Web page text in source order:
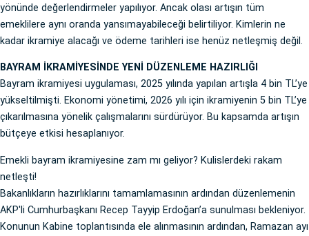
yönünde değerlendirmeler yapılıyor. Ancak olası artışın tüm
emeklilere aynı oranda yansımayabileceği belirtiliyor. Kimlerin ne
kadar ikramiye alacağı ve ödeme tarihleri ise henüz netleşmiş değil.
BAYRAM İKRAMİYESİNDE YENİ DÜZENLEME HAZIRLIĞI
Bayram ikramiyesi uygulaması, 2025 yılında yapılan artışla 4 bin TL’ye
yükseltilmişti. Ekonomi yönetimi, 2026 yılı için ikramiyenin 5 bin TL’ye
çıkarılmasına yönelik çalışmalarını sürdürüyor. Bu kapsamda artışın
bütçeye etkisi hesaplanıyor.
Emekli bayram ikramiyesine zam mı geliyor? Kulislerdeki rakam
netleşti!
Bakanlıkların hazırlıklarını tamamlamasının ardından düzenlemenin
AKP'li Cumhurbaşkanı Recep Tayyip Erdoğan’a sunulması bekleniyor.
Konunun Kabine toplantısında ele alınmasının ardından, Ramazan ayı